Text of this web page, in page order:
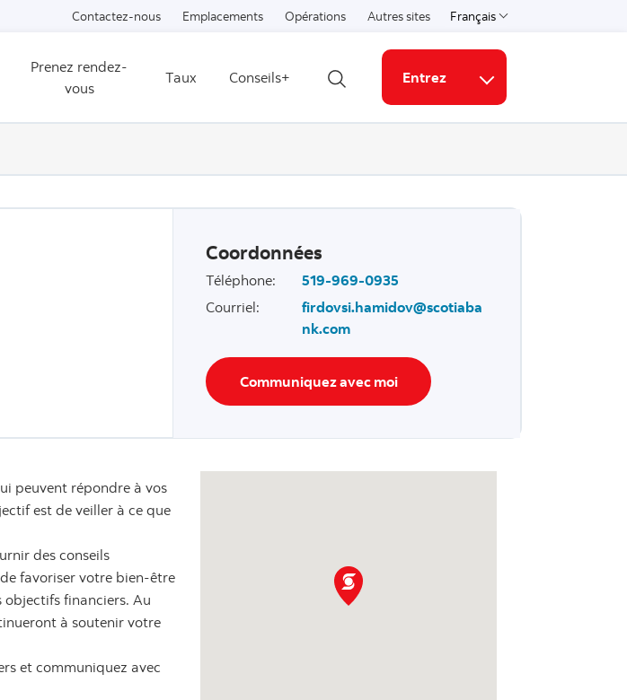
au contenuContactez-nous Emplacements Opérations Autres sites Français
Select a language
Prenez rendez-
vous
Taux
Conseils+
Ouvrir la recherche
Entrez
Liens connexes
Coordonnées
Téléphone:
519-969-0935
Courriel:
firdovsi.hamidov@scotiaba
nk.com
Communiquez avec moi
peuvent répondre à vos
est de veiller à ce que
des conseils
favoriser votre bien-être
objectifs financiers. Au
à soutenir votre
et communiquez avec